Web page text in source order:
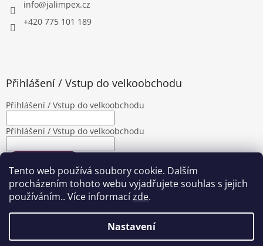
Tento web používá soubory cookie. Dalším
procházením tohoto webu vyjadřujete souhlas s jejich
používáním.. Více informacízde.
Nastavení
info@jalimpex.cz
+420 775 101 189
Přihlášení / Vstup do velkoobchodu
Přihlášení / Vstup do velkoobchodu
Přihlášení / Vstup do velkoobchodu
Nová registrace Zapomenuté heslo
Vytvořil Shoptet|Upravila Shopea.cz